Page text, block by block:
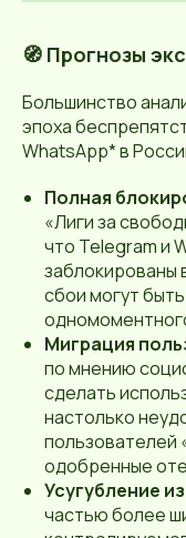
🧭 Прогнозы
Большинство
эпоха
WhatsApp* в
Полная
«Лиги за
что Telegram и
сбои могут
Миграция
по мнению
сделать
настолько
пользователей
одобренные
Усугубление
частью более